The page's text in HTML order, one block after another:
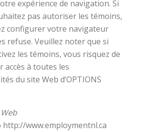
expérience de navigation. Si
pas autoriser les témoins,
configurer votre navigateur
refuse. Veuillez noter que si
les témoins, vous risquez de
accès à toutes les
du site Web d’OPTIONS
http://www.employmentnl.ca